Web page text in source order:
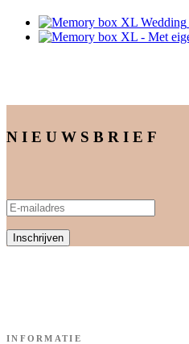
NIEUWSBRIEF
INFORMATIE